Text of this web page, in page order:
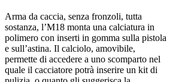
Arma da caccia, senza fronzoli, tutta
sostanza, l’M18 monta una calciatura in
polimero con inserti in gomma sulla pistola
e sull’astina. Il calciolo, amovibile,
permette di accedere a uno scomparto nel
quale il cacciatore potrà inserire un kit di